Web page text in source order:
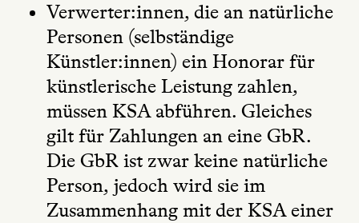
Verwerter:innen, die an natürliche
Personen (selbständige
Künstler:innen) ein Honorar für
künstlerische Leistung zahlen,
müssen KSA abführen. Gleiches
gilt für Zahlungen an eine GbR.
Die GbR ist zwar keine natürliche
Person, jedoch wird sie im
Zusammenhang mit der KSA einer